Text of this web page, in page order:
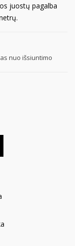
juostų pagalba
nuo išsiuntimo